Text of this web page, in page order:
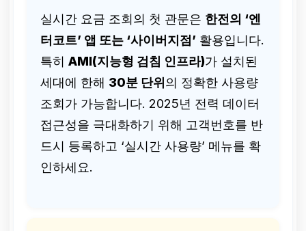
실시간 요금 조회의 첫 관문은 한전의 ‘엔
터코트’ 앱 또는 ‘사이버지점’ 활용입니다.
특히AMI(지능형 검침 인프라)가 설치된
세대에 한해 30분 단위의 정확한 사용량
조회가 가능합니다. 2025년 전력 데이터
접근성을 극대화하기 위해 고객번호를 반
드시 등록하고 ‘실시간 사용량’ 메뉴를 확
인하세요.